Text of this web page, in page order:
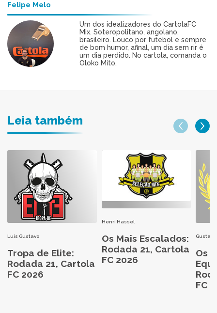
Felipe Melo
Um dos idealizadores do CartolaFC
Mix. Soteropolitano, angolano,
brasileiro. Louco por futebol e sempre
de bom humor, afinal, um dia sem rir é
um dia perdido. No cartola, comanda o
Oloko Mito.
Leia também
Luís Gustavo
Tropa de Elite:
Rodada 21, Cartola
FC 2026
Henri Hassel
Os Mais Escalados:
Rodada 21, Cartola
FC 2026
Gustavo
Os
FC